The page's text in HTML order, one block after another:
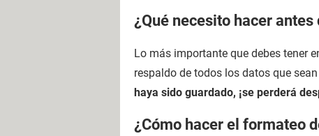
¿Qué necesito hacer
Lo más importante que debes tener
respaldo de todos los datos que
haya sido guardado, ¡se perderá
¿Cómo hacer el formateo